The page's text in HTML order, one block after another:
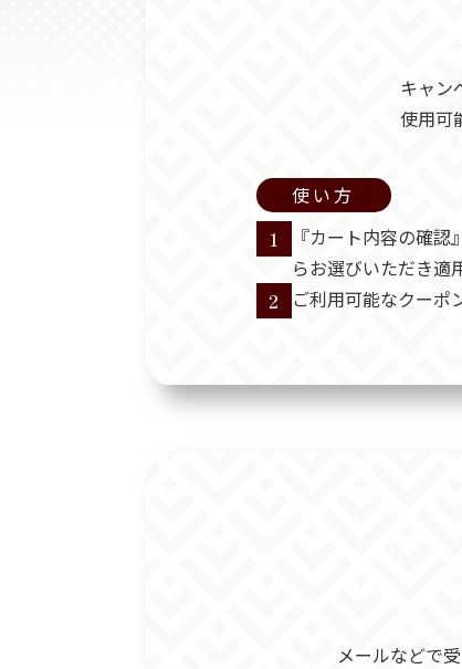
キャン
使用可
使い方
1
『カート内容の確
らお選びいただき適
2
ご利用可能なクーポ
メールなどで